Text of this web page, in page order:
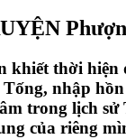
khiết thời hiện
nhập
trong lịch sử
của riêng